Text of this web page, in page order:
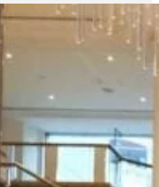
ប់ៗថ្ងៃទី២៣នេះនៅផ្ទះ
ប់ថា លោកមិនទាន់ទទួលបា
សុំតុលាការពន្លឿននីតីវិធី
នជាងនេះ។ យើងមើលឃ
ឬក៏អត់ព្រោះនៅក្នុងដំណា
លួនលោក ស៊្រុន ស្រ៊ន កញ្ញា
ឡាវ វៀតណាម ឬហៅកាត់ថ
ាក់ព័ន្ធសរុបចំនួន ៣៧នា
ឆាយ វ៉ិត លោក ឈឺន ចម្រុ